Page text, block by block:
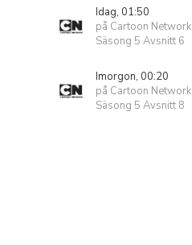
Idag, 01:50
på Cartoon Network
Säsong 5 Avsnitt 6
Imorgon, 00:20
på Cartoon Network
Säsong 5 Avsnitt 8